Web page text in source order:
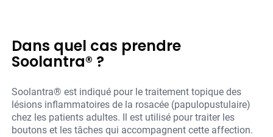
Dans quel cas prendre
Soolantra® ?
Soolantra® est indiqué pour le traitement topique des
lésions inflammatoires de la rosacée (papulopustulaire)
chez les patients adultes. Il est utilisé pour traiter les
boutons et les tâches qui accompagnent cette affection.